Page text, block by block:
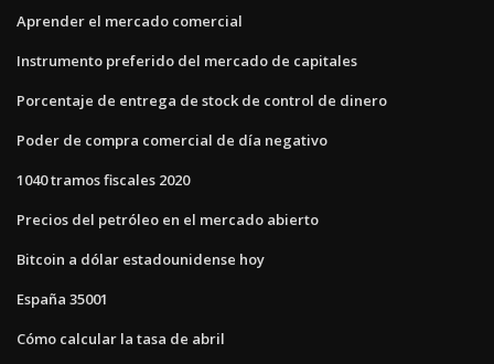
Aprender el mercado comercial
Instrumento preferido del mercado de capitales
Porcentaje de entrega de stock de control de dinero
Poder de compra comercial de día negativo
1040 tramos fiscales 2020
Precios del petróleo en el mercado abierto
Bitcoin a dólar estadounidense hoy
España 35001
Cómo calcular la tasa de abril